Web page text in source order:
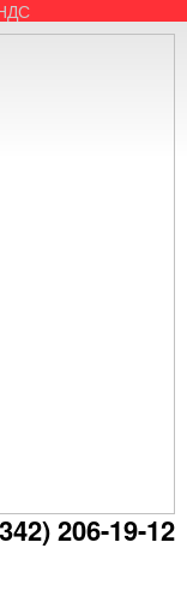
206-19-12